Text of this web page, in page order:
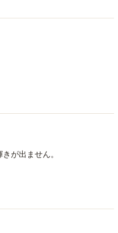
が出ません。